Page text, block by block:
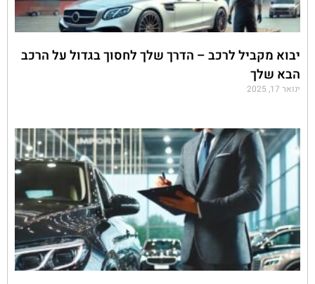
יבוא מקביל לרכב – הדרך שלך לחסוך בגדול על הרכב
הבא שלך
ינואר 17, 2025